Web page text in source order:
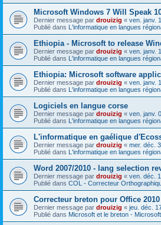
Microsoft Windows 7 Will Speak
Dernier message par drouizig « ven. janv.
Publié dans L'informatique en langues
Ethiopia - Microsoft to release
Dernier message par drouizig « ven. janv.
Publié dans L'informatique en langues
Ethiopia: Microsoft software
Dernier message par drouizig « ven. janv.
Publié dans L'informatique en langues
Logiciels en langue corse
Dernier message par drouizig « ven. janv.
Publié dans L'informatique en langues
L'informatique en gaélique
Dernier message par drouizig « mer. déc.
Publié dans L'informatique en langues
Word 2007/2010 - lang selection
Dernier message par drouizig « ven. déc.
Publié dans COL - Correcteur
Correcteur breton pour Office
Dernier message par drouizig « jeu. déc.
Publié dans Microsoft et le breton -